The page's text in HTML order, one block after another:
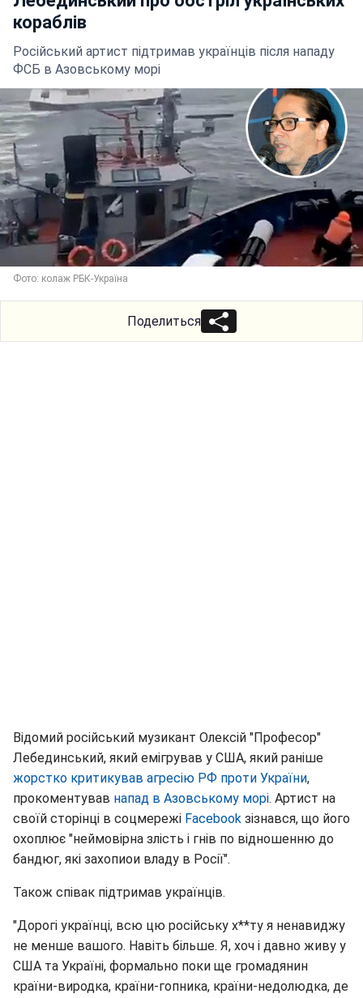
кораблів
Російський артист підтримав українців після нападу
ФСБ в Азовському морі
Фото: колаж РБК-Україна
Поделиться
Відомий російський музикант Олексій "Професор"
Лебединський, який емігрував у США, який раніше
жорстко критикував агресію РФ проти України,
прокоментував напад в Азовському морі. Артист на
своїй сторінці в соцмережі Facebook зізнався, що його
охоплює "неймовірна злість і гнів по відношенню до
бандюг, які захопиои владу в Росії".
Також співак підтримав українців.
"Дорогі українці, всю цю російську х**ту я ненавиджу
не менше вашого. Навіть більше. Я, хоч і давно живу у
США та Україні, формально поки ще громадянин
країни-виродка, країни-гопника, країни-недолюдка, де